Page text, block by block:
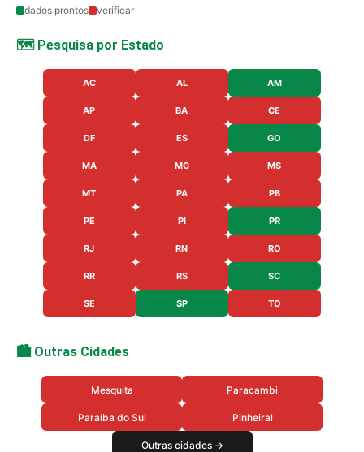
dados prontos verificar
🗺️ Pesquisa por Estado
AC AL AM
AP BA CE
DF ES GO
MA MG MS
MT PA PB
PE PI PR
RJ RN RO
RR RS SC
SE SP TO
🏙️ Outras Cidades
Mesquita Paracambi
Paraíba do Sul Pinheiral
Outras cidades →